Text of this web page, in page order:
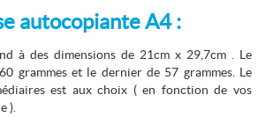
autocopiante A4 :
à des dimensions de 21cm x 29,7cm . Le
grammes et le dernier de 57 grammes. Le
est aux choix ( en fonction de vos
).